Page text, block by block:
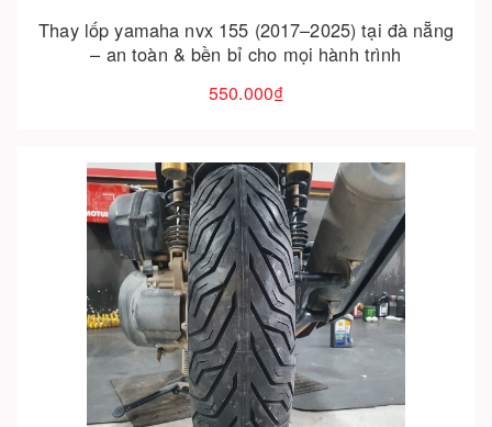
Thay lốp yamaha nvx 155 (2017–2025) tại đà nẵng
– an toàn & bền bỉ cho mọi hành trình
550.000₫
Cho vào giỏ hàng